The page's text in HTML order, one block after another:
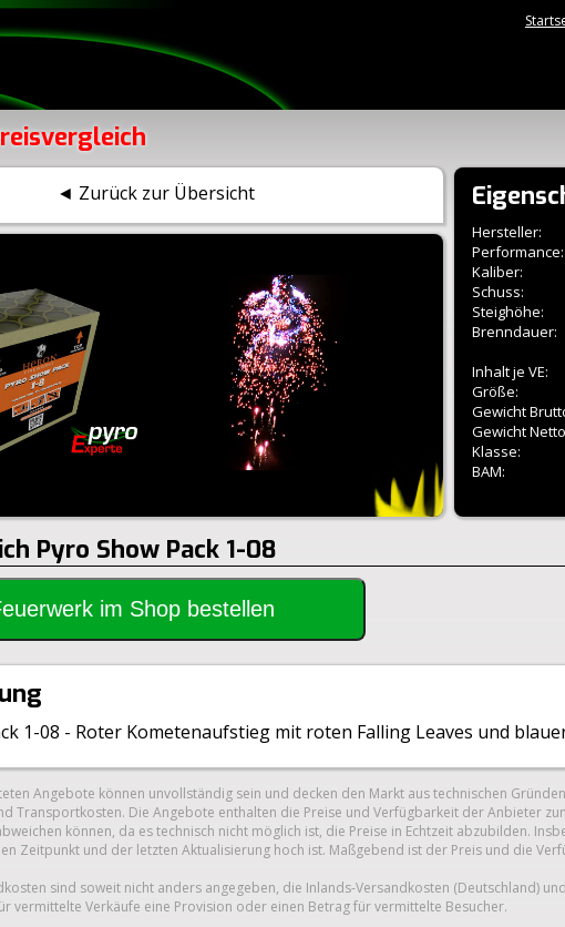
◄ Zurück zur Übersicht
Hersteller:
Performance:
Kaliber:
Schuss:
Steighöhe:
Brenndauer:
Inhalt je VE:
Größe:
Gewicht
Gewicht
Klasse:
BAM:
Pyro Show Pack 1-08
Feuerwerk im Shop bestellen
1-08 - Roter Kometenaufstieg mit roten Falling Leaves und
Angebote können unvollständig sein und decken den Markt aus technischen
Transportkosten. Die Angebote enthalten die Preise und Verfügbarkeit der Anbieter
können, da es technisch nicht möglich ist, die Preise in Echtzeit abzubilden.
Zeitpunkt und der letzten Aktualisierung hoch ist. Maßgebend ist der Preis und die
sind soweit nicht anders angegeben, die Inlands-Versandkosten (Deutschland)
vermittelte Verkäufe eine Provision oder einen Betrag für vermittelte Besucher.